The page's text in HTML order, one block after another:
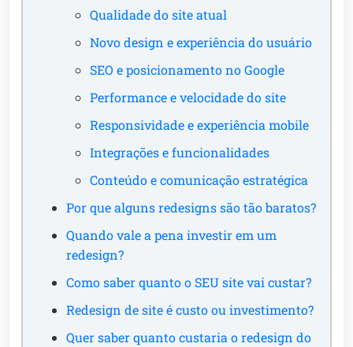
Qualidade do site atual
Novo design e experiência do usuário
SEO e posicionamento no Google
Performance e velocidade do site
Responsividade e experiência mobile
Integrações e funcionalidades
Conteúdo e comunicação estratégica
Por que alguns redesigns são tão baratos?
Quando vale a pena investir em um
redesign?
Como saber quanto o SEU site vai custar?
Redesign de site é custo ou investimento?
Quer saber quanto custaria o redesign do